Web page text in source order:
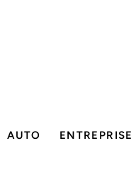
AUTO ENTREPRISE